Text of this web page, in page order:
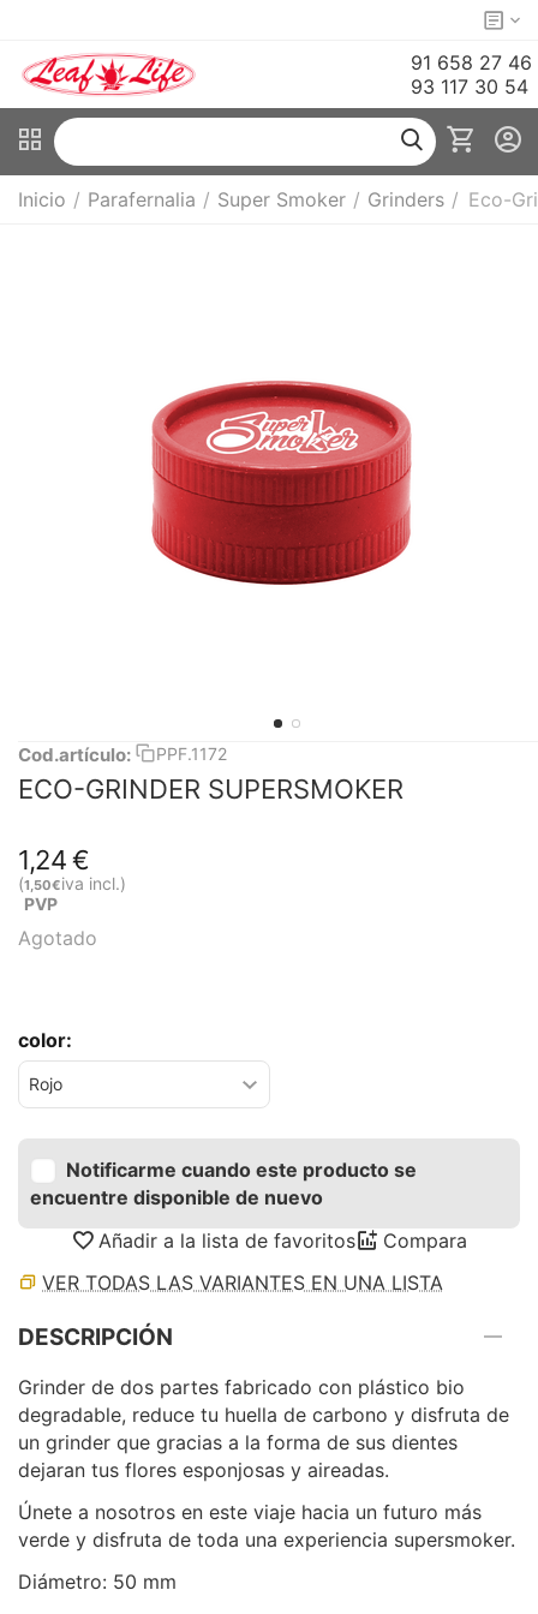
91 658 27 46
93 117 30 54
Inicio / Parafernalia / Super Smoker / Grinders / Eco-
Cod.artículo: PPF.1172
ECO-GRINDER SUPERSMOKER
1,24 €
(1,50€
PVP
iva incl.)
Agotado
color:
Notificarme cuando este producto se
encuentre disponible de nuevo
Añadir a la lista de favoritos
Compara
VER TODAS LAS VARIANTES EN UNA LISTA
DESCRIPCIÓN
Grinder de dos partes fabricado con plástico bio
degradable, reduce tu huella de carbono y disfruta de
un grinder que gracias a la forma de sus dientes
dejaran tus flores esponjosas y aireadas.
Únete a nosotros en este viaje hacia un futuro más
verde y disfruta de toda una experiencia supersmoker.
Diámetro: 50 mm